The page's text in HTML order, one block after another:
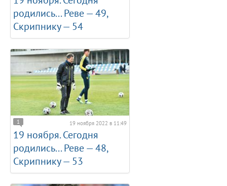
родились... Реве — 49,
Скрипнику — 54
1 19 ноября 2022 в 11:49
19 ноября. Сегодня
родились... Реве — 48,
Скрипнику — 53